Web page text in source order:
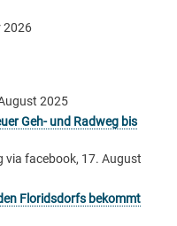
2026
2025
Geh- und Radweg bis
via facebook, 17. August
Floridsdorfs bekommt